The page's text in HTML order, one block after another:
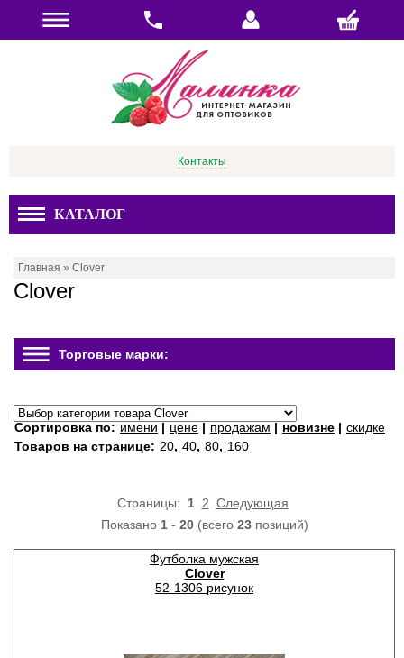
Контакты
КАТАЛОГ
Главная » Clover
Clover
Торговые марки:
Сортировка по: имени | цене | продажам | новизне | скидке
Товаров на странице: 20, 40, 80, 160
Страницы: 1 2 Следующая
Показано 1- 20(всего 23позиций)
Футболка мужская
Clover
52-1306 рисунок